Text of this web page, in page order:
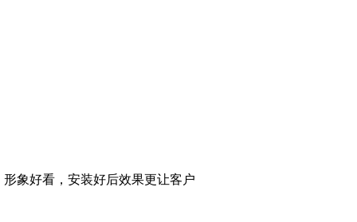
象好看，安装好后效果更让客户